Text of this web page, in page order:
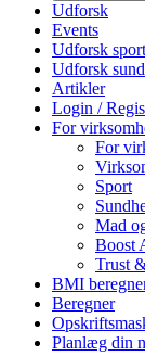
Udforsk
Events
Udforsk
Udforsk
Artikler
Login /
For
For
Sport
Mad
Boost
Trust
BMI
Beregner
Planlæg din